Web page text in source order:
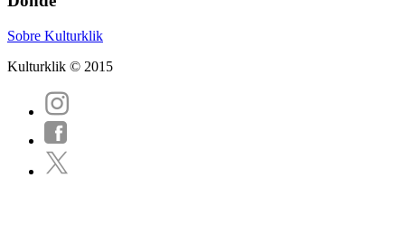
Sobre Kulturklik
Kulturklik © 2015